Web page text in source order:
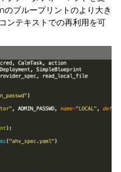
ブループリントのより大き
ンテキストでの再利用を可